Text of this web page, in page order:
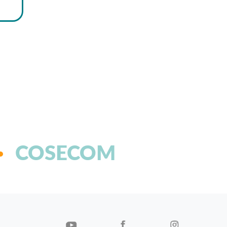
COSECOM